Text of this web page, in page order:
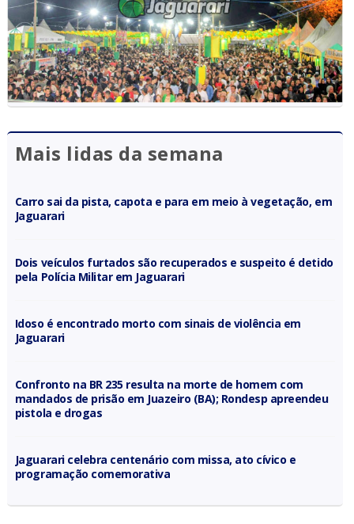
Mais lidas da semana
Carro sai da pista, capota e para em meio à vegetação, em
Jaguarari
Dois veículos furtados são recuperados e suspeito é detido
pela Polícia Militar em Jaguarari
Idoso é encontrado morto com sinais de violência em
Jaguarari
Confronto na BR 235 resulta na morte de homem com
mandados de prisão em Juazeiro (BA); Rondesp apreendeu
pistola e drogas
Jaguarari celebra centenário com missa, ato cívico e
programação comemorativa